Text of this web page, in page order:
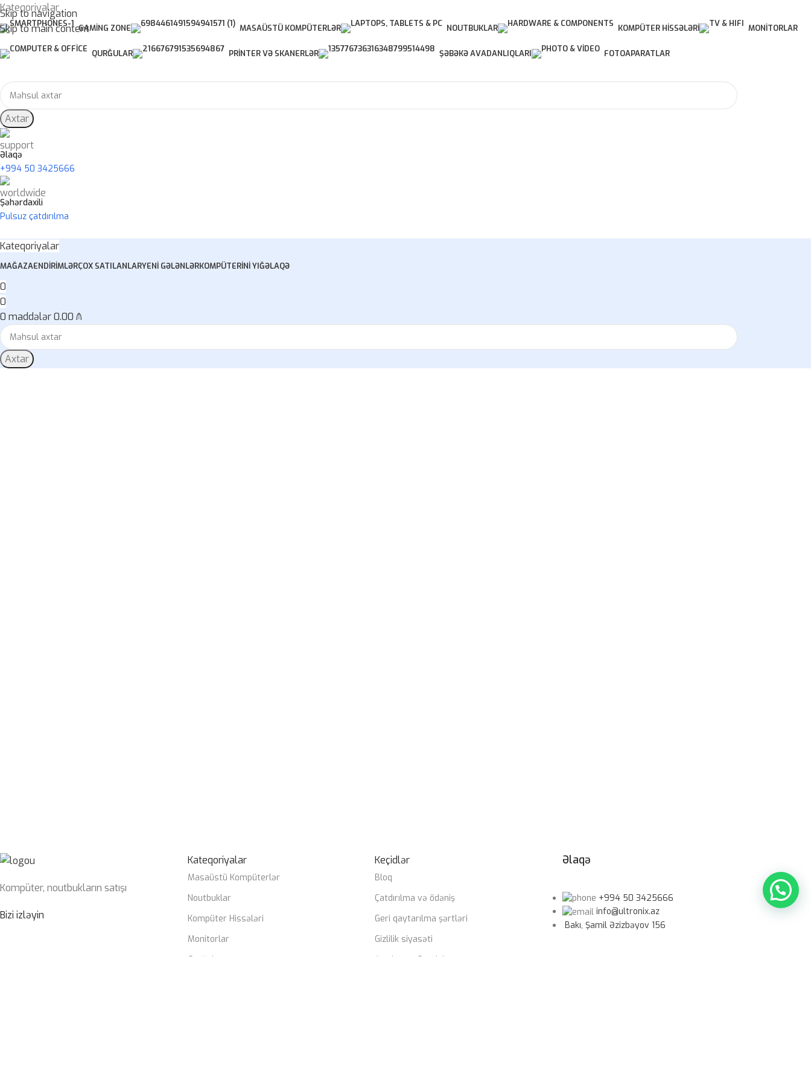
Skip to navigation
Skip to main content
Kateqoriyalar
GAMING ZONE MASAÜSTÜ KOMPÜTERLƏR NOUTBUKLAR KOMPÜTER HISSƏLƏRI MONITORLAR
QURĞULAR PRINTER VƏ SKANERLƏR ŞƏBƏKƏ AVADANLIQLARI FOTOAPARATLAR
Axtar
Əlaqə
+994 50 3425666
Şəhərdaxili
Pulsuz çatdırılma
Kateqoriyalar
MAĞAZAENDIRIMLƏRÇOX SATILANLARYENI GƏLƏNLƏRKOMPÜTERINI YIĞƏLAQƏ
0
0
0 maddələr0.00 ₼
Axtar
Kompüter, noutbukların satışı
Bizi izləyin
Kateqoriyalar
Masaüstü Kompüterlər
Noutbuklar
Kompüter Hissələri
Monitorlar
Qurğular
Keçidlər
Bloq
Çatdırılma və ödəniş
Geri qaytarılma şərtləri
Gizlilik siyasəti
Şərtlər və Qaydalar
Əlaqə
+994 50 3425666
info@ultronix.az
Bakı, Şamil Əzizbəyov 156